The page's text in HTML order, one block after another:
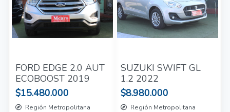
FORD EDGE 2.0 AUT
ECOBOOST 2019
$15.480.000
Región Metropolitana
SUZUKI SWIFT GL
1.2 2022
$8.980.000
Región Metropolitana